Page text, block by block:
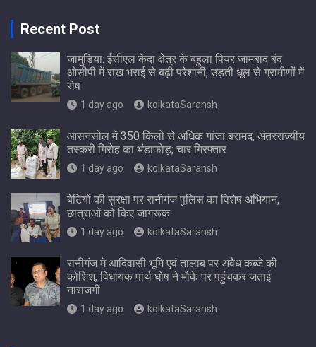
Recent Post
जामुड़िया: ईसीएल केंदा क्षेत्र के बहुला पियर जामबाद बंद
ओसीपी में राख भराई से बढ़ी परेशानी, उड़ती धूल से ग्रामीणों में
रोष
1 day ago kolkataSaransh
आसनसोल में 350 किलो से अधिक गांजा बरामद, अंतरराज्यीय
तस्करी गिरोह का भंडाफोड़; चार गिरफ्तार
1 day ago kolkataSaransh
बेटियों की सुरक्षा पर रानीगंज पुलिस का विशेष अभियान,
छात्राओं को किए जागरूक
1 day ago kolkataSaransh
रानीगंज मे आदिवासी भूमि एवं तालाब पर अवैध कब्जे की
कोशिश, विधायक पार्थ घोष ने मौके पर पहुंचकर जताई
नाराजगी
1 day ago kolkataSaransh